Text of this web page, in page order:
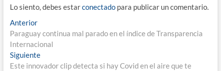
Lo siento, debes estarconectadopara publicar un comentario.
Navegación
de
entradas
AnteriorEntrada
anterior:
Paraguay continua mal parado en el índice de Transparencia
Internacional
SiguienteEntrada
siguiente:
Este innovador clip detecta si hay Covid en el aire que te